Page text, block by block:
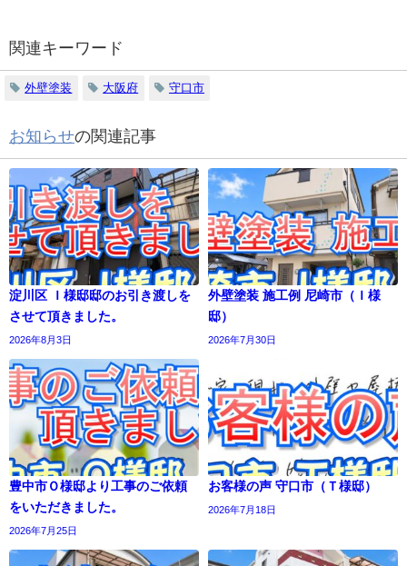
関連キーワード
外壁塗装 大阪府 守口市
お知らせの関連記事
淀川区 Ｉ様邸邸のお引き渡しを
させて頂きました。
2026年8月3日
外壁塗装 施工例 尼崎市（Ｉ様
邸）
2026年7月30日
豊中市Ｏ様邸より工事のご依頼
をいただきました。
2026年7月25日
お客様の声 守口市（Ｔ様邸）
2026年7月18日